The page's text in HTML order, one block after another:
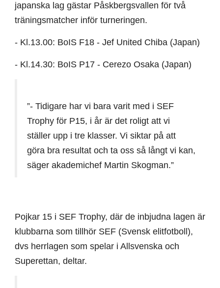
japanska lag gästar Påskbergsvallen för två
träningsmatcher inför turneringen.
- Kl.13.00: BoIS F18 - Jef United Chiba (Japan)
- Kl.14.30: BoIS P17 - Cerezo Osaka (Japan)
”- Tidigare har vi bara varit med i SEF
Trophy för P15, i år är det roligt att vi
ställer upp i tre klasser. Vi siktar på att
göra bra resultat och ta oss så långt vi kan,
säger akademichef Martin Skogman.”
Pojkar 15 i SEF Trophy, där de inbjudna lagen är
klubbarna som tillhör SEF (Svensk elitfotboll),
dvs herrlagen som spelar i Allsvenska och
Superettan, deltar.